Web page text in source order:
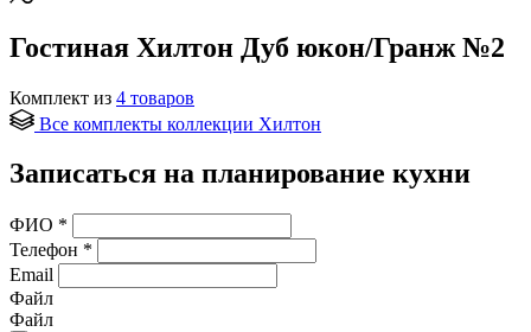
Гостиная Хилтон Дуб юкон/Гранж №2
Комплект из 4 товаров
Все комплекты коллекции Хилтон
Записаться на планирование кухни
ФИО *
Телефон *
Email
Файл
Файл